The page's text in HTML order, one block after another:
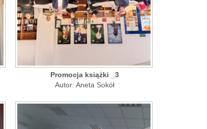
Promocja książki _3
Autor: Aneta Sokół